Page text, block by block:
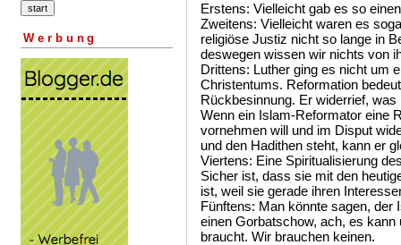
Werbung
Erstens: Vielleicht gab es so
Zweitens: Vielleicht waren es
religiöse Justiz nicht so lange in
deswegen wissen wir nichts von
Drittens: Luther ging es nicht um
Christentums. Reformation
Rückbesinnung. Er widerrief,
Wenn ein Islam-Reformator eine
vornehmen will und im Disput
und den Hadithen steht, kann er
Viertens: Eine Spiritualisierung
Sicher ist, dass sie mit den
ist, weil sie gerade ihren
Fünftens: Man könnte sagen, der
einen Gorbatschow, ach, es
braucht. Wir brauchen keinen.